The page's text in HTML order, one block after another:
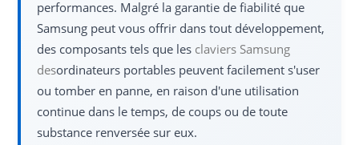
performances. Malgré la garantie de fiabilité que
Samsung peut vous offrir dans tout développement,
des composants tels que les claviers Samsung
desordinateurs portables peuvent facilement s'user
ou tomber en panne, en raison d'une utilisation
continue dans le temps, de coups ou de toute
substance renversée sur eux.